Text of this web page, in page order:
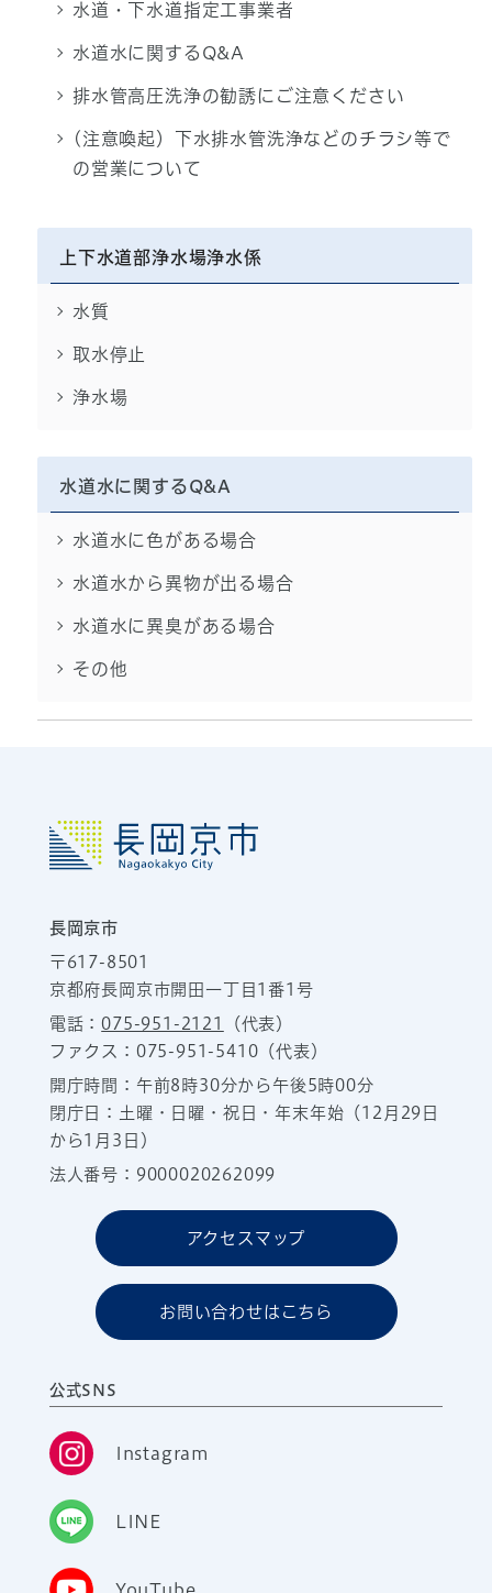
水道・下水道指定工事業者
水道水に関するQ&A
排水管高圧洗浄の勧誘にご注意ください
(注意喚起）下水排水管洗浄などのチラシ等で
の営業について
上下水道部浄水場浄水係
水質
取水停止
浄水場
水道水に関するQ&A
水道水に色がある場合
水道水から異物が出る場合
水道水に異臭がある場合
その他
長岡京市
〒617-8501
京都府長岡京市開田一丁目1番1号
電話：075-951-2121
（代表）
ファクス：075-951-5410（代表）
開庁時間：午前8時30分から午後5時00分
閉庁日：土曜・日曜・祝日・年末年始（12月29日
から1月3日）
法人番号：9000020262099
アクセスマップ
お問い合わせはこちら
公式SNS
Instagram
LINE
YouTube